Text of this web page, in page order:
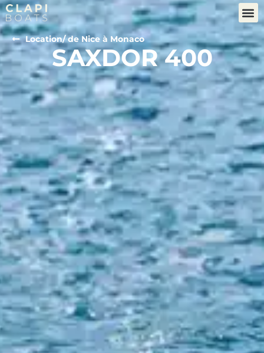
Location/ de Nice à Monaco
SAXDOR 400